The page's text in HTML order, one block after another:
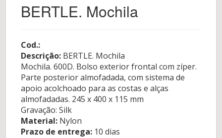
BERTLE. Mochila
Cod.:
Descrição: BERTLE. Mochila
Mochila. 600D. Bolso exterior frontal com zíper.
Parte posterior almofadada, com sistema de
apoio acolchoado para as costas e alças
almofadadas. 245 x 400 x 115 mm
Gravação: Silk
Material: Nylon
Prazo de entrega: 10 dias